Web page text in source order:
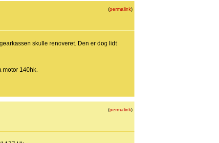
(permalink)
skulle renoveret. Den er dog lidt
motor 140hk.
(permalink)